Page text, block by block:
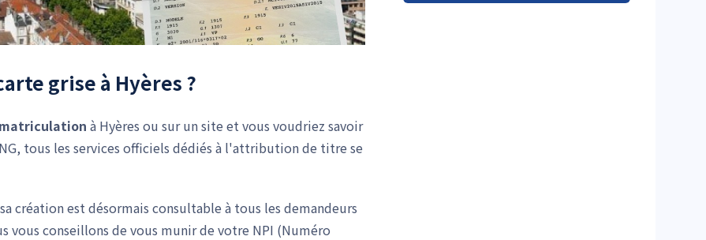
grise à Hyères ?
à Hyères ou sur un site et vous voudriez savoir
tous les services officiels dédiés à l'attribution de titre se
création est désormais consultable à tous les demandeurs
vous conseillons de vous munir de votre NPI (Numéro